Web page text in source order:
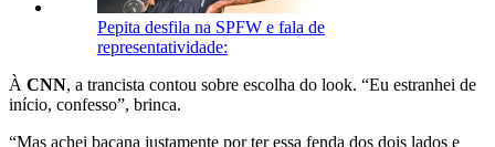
Pepita desfila na SPFW e fala de
representatividade:
À CNN, a trancista contou sobre escolha do look. “Eu estranhei de
início, confesso”, brinca.
“Mas achei bacana justamente por ter essa fenda dos dois lados e